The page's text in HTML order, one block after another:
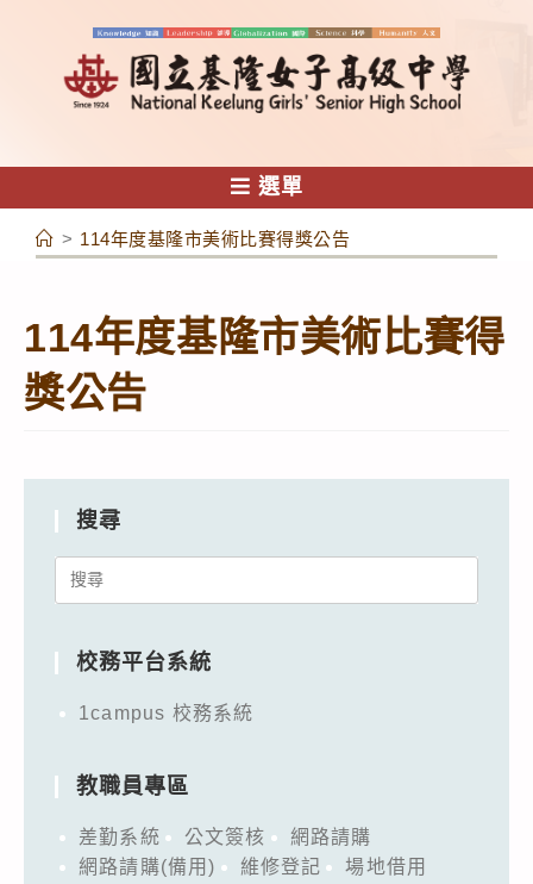
容
選單
> 114年度基隆市美術比賽得獎公告
114年度基隆市美術比賽得
獎公告
搜尋
Search
校務平台系統
1campus 校務系統
教職員專區
差勤系統 公文簽核
網路請購
網路請購(備用)
維修登記
場地借用